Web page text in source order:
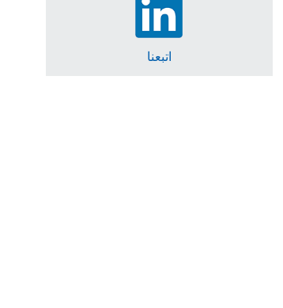
اتبعنا